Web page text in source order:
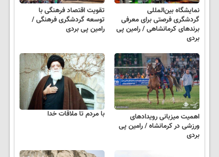
نمایشگاه بین‌المللی
گردشگری فرصتی برای معرفی
برندهای کرمانشاهی / رامین پی
بردی
تقویت اقتصاد فرهنگی با
توسعه گردشگری فرهنگی /
رامین پی بردی
اهمیت میزبانی رویدادهای
ورزشی در کرمانشاه / رامین پی
بردی
با مردم تا ملاقات خدا